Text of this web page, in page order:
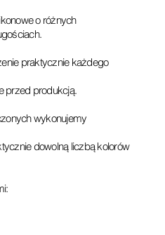
o różnych
praktycznie każdego
przed produkcją.
wykonujemy
dowolną liczbą kolorów